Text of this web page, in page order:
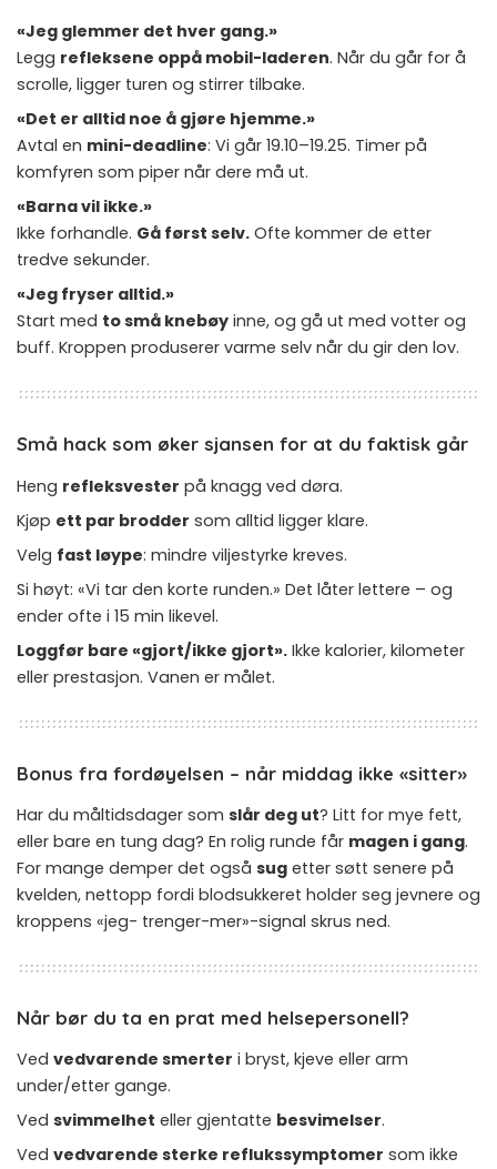
«Jeg glemmer det hver gang.»
Legg refleksene oppå mobil-laderen. Når du går for å
scrolle, ligger turen og stirrer tilbake.
«Det er alltid noe å gjøre hjemme.»
Avtal en mini-deadline: Vi går 19.10–19.25. Timer på
komfyren som piper når dere må ut.
«Barna vil ikke.»
Ikke forhandle. Gå først selv. Ofte kommer de etter
tredve sekunder.
«Jeg fryser alltid.»
Start med to små knebøy inne, og gå ut med votter og
buff. Kroppen produserer varme selv når du gir den lov.
Små hack som øker sjansen for at du faktisk går
Heng refleksvester på knagg ved døra.
Kjøp ett par brodder som alltid ligger klare.
Velg fast løype: mindre viljestyrke kreves.
Si høyt: «Vi tar den korte runden.» Det låter lettere – og
ender ofte i 15 min likevel.
Loggfør bare «gjort/ikke gjort». Ikke kalorier, kilometer
eller prestasjon. Vanen er målet.
Bonus fra fordøyelsen – når middag ikke «sitter»
Har du måltidsdager som slår deg ut? Litt for mye fett,
eller bare en tung dag? En rolig runde får magen i gang.
For mange demper det også sug etter søtt senere på
kvelden, nettopp fordi blodsukkeret holder seg jevnere og
kroppens «jeg- trenger-mer»-signal skrus ned.
Når bør du ta en prat med helsepersonell?
Ved vedvarende smerter i bryst, kjeve eller arm
under/etter gange.
Ved svimmelhet eller gjentatte besvimelser.
Ved vedvarende sterke reflukssymptomer som ikke